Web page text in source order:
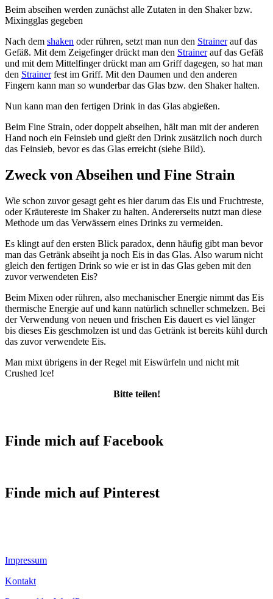
Beim abseihen werden zunächst alle Zutaten in den Shaker bzw.
Mixingglas gegeben
Nach dem shaken oder rühren, setzt man nun den Strainerauf das
Gefäß. Mit dem Zeigefinger drückt man den Strainerauf das Gefäß
und mit dem Mittelfinger drückt man am Griff dagegen, so hat man
den Strainerfest im Griff. Mit den Daumen und den anderen
Fingern kann man so wunderbar das Glas bzw. den Shaker halten.
Nun kann man den fertigen Drink in das Glas abgießen.
Beim Fine Strain, oder doppelt abseihen, hält man mit der anderen
Hand noch ein Feinsieb und gießt den Drink zusätzlich noch durch
das Feinsieb, bevor es das Glas erreicht (siehe Bild).
Zweck von Abseihen und Fine Strain
Wie schon zuvor gesagt geht es hier darum das Eis und Fruchtreste,
oder Kräutereste im Shaker zu halten. Andererseits nutzt man diese
Methode um das Verwässern eines Drinks zu vermeiden.
Es klingt auf den ersten Blick paradox, denn häufig gibt man bevor
man das Getränk abseiht ja noch Eis in das Glas. Also warum nicht
gleich den fertigen Drink so wie er ist in das Glas geben mit den
zuvor verwendeten Eis?
Beim Mixen oder rühren, also mechanischer Energie nimmt das Eis
thermische Energie auf und kann natürlich schneller schmelzen. Bei
der Verwendung von neuen und frischen Eis dauert es viel länger
bis dieses Eis geschmolzen ist und das Getränk ist bereits kühl durch
das zuvor verwendete Eis.
Man mixt übrigens in der Regel mit Eiswürfeln und nicht mit
Crushed Ice!
Bitte teilen!
Finde mich auf Facebook
Finde mich auf Pinterest
Impressum
Kontakt